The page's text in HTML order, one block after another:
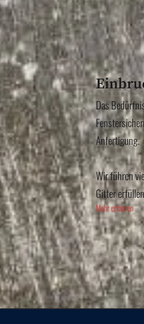
Das
Anfertigung.
Wir führen
Gitter
Mehr erfahren